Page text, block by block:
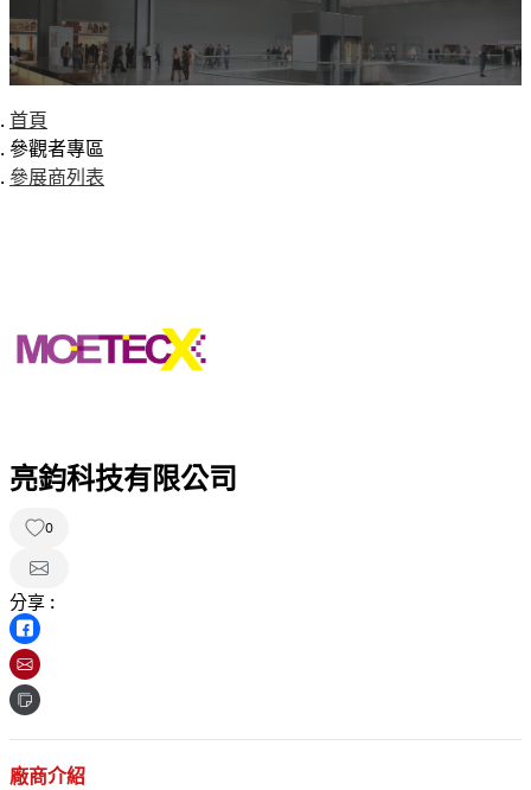
首頁
參觀者專區
參展商列表
亮鈞科技有限公司
0
分享 :
廠商介紹